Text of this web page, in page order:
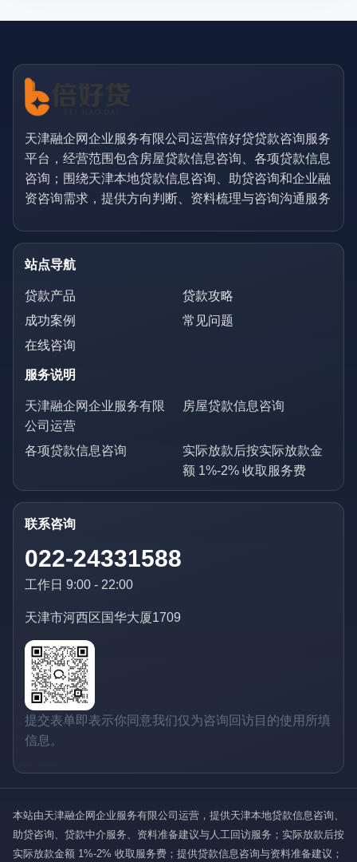
天津融企网企业服务有限公司运营倍好贷贷款咨询服务
平台，经营范围包含房屋贷款信息咨询、各项贷款信息
咨询；围绕天津本地贷款信息咨询、助贷咨询和企业融
资咨询需求，提供方向判断、资料梳理与咨询沟通服务
站点导航
贷款产品
贷款攻略
成功案例
常见问题
在线咨询
服务说明
天津融企网企业服务有限
公司运营
房屋贷款信息咨询
各项贷款信息咨询
实际放款后按实际放款金
额 1%-2% 收取服务费
联系咨询
022-24331588
工作日 9:00 - 22:00
天津市河西区国华大厦1709
提交表单即表示你同意我们仅为咨询回访目的使用所填
信息。
本站由天津融企网企业服务有限公司运营，提供天津本地贷款信息咨询、
助贷咨询、贷款中介服务、资料准备建议与人工回访服务；实际放款后按
实际放款金额 1%-2% 收取服务费；提供贷款信息咨询与资料准备建议；